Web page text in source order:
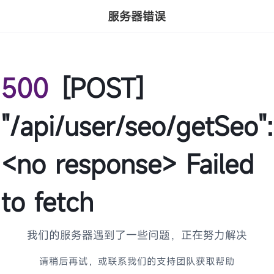
服务器错误
500 [POST]
"/api/user/seo/getSeo":
<no response> Failed
to fetch
我们的服务器遇到了一些问题，正在努力解决
请稍后再试，或联系我们的支持团队获取帮助